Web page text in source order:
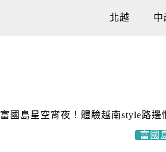
北越 中
富國島星空宵夜！體驗越南style路
富國